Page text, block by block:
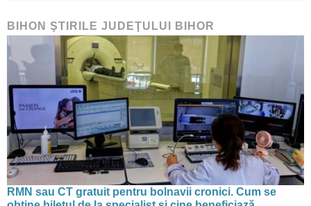
BIHON ŞTIRILE JUDEŢULUI BIHOR
RMN sau CT gratuit pentru bolnavii cronici. Cum se